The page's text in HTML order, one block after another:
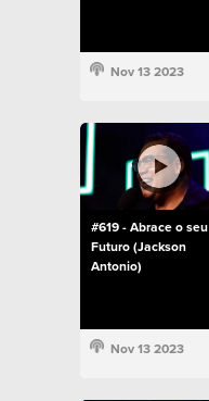
Nov 13 2023
#619 - Abrace o seu
Futuro (Jackson
Antonio)
Nov 13 2023